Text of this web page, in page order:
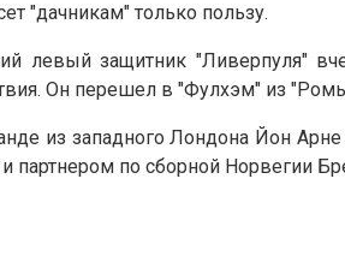
"дачникам" только пользу.
левый защитник "Ливерпуля"
Он перешел в "Фулхэм" из
из западного Лондона Йон
партнером по сборной Норвегии